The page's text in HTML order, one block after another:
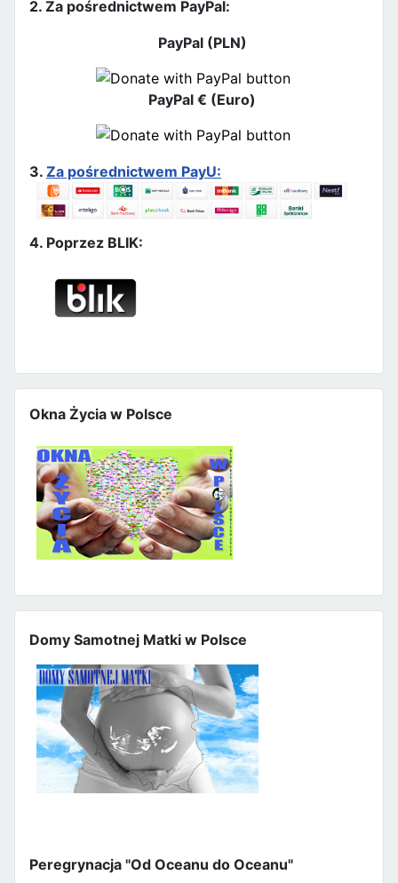
2. Za pośrednictwem PayPal:
PayPal (PLN)
PayPal € (Euro)
3. Za pośrednictwem PayU:
4. Poprzez BLIK:
Okna Życia w Polsce
Domy Samotnej Matki w Polsce
Peregrynacja "Od Oceanu do Oceanu"